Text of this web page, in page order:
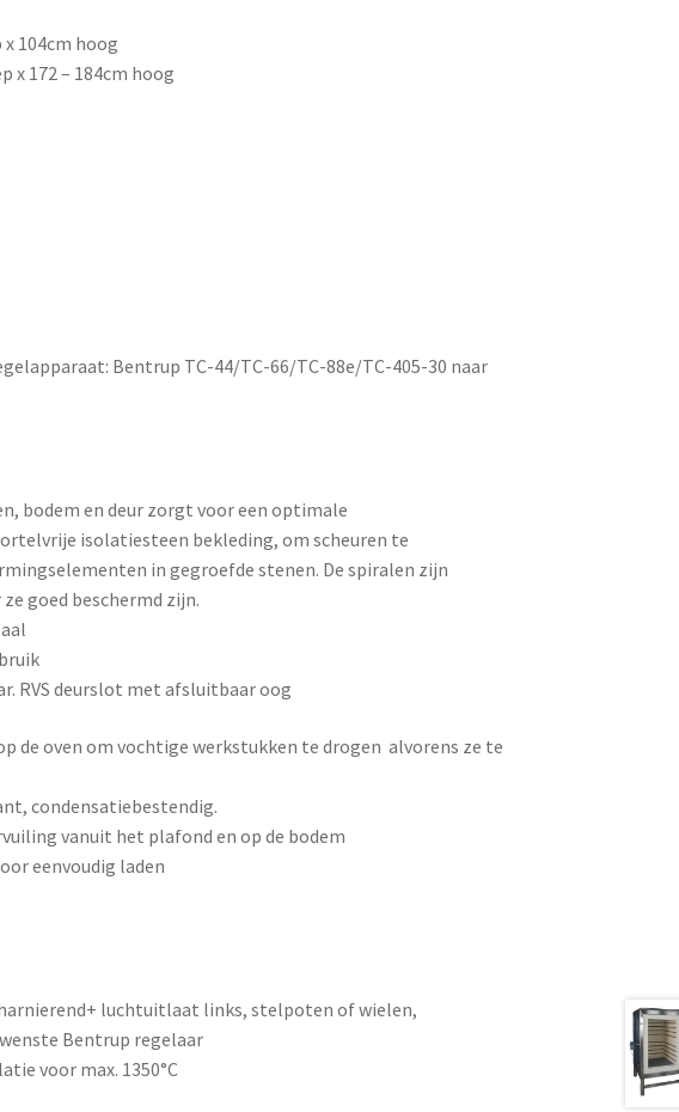
x 104cm hoog
x 172 – 184cm hoog
Bentrup TC-44/TC-66/TC-88e/TC-405-30 naar
bodem en deur zorgt voor een optimale
isolatiesteen bekleding, om scheuren te
in gegroefde stenen. De spiralen zijn
goed beschermd zijn.
RVS deurslot met afsluitbaar oog
de oven om vochtige werkstukken te drogen alvorens ze te
condensatiebestendig.
vanuit het plafond en op de bodem
eenvoudig laden
luchtuitlaat links, stelpoten of wielen,
Bentrup regelaar
voor max. 1350°C